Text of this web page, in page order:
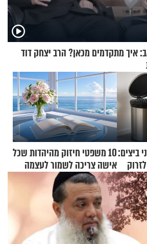
איך מתקדמים מכאן? הרב יצחק דוד
ביצים:
10 משפטי חיזוק מהיהדות שכל
אישה צריכה לשמור לעצמה